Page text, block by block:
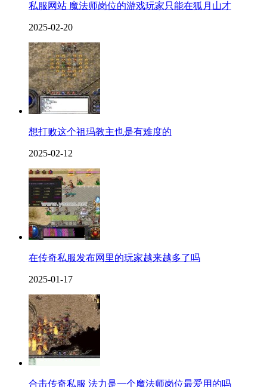
私服网站 魔法师岗位的游戏玩家只能在狐月山才
2025-02-20
想打败这个祖玛教主也是有难度的
2025-02-12
在传奇私服发布网里的玩家越来越多了吗
2025-01-17
合击传奇私服 法力是一个魔法师岗位最爱用的吗